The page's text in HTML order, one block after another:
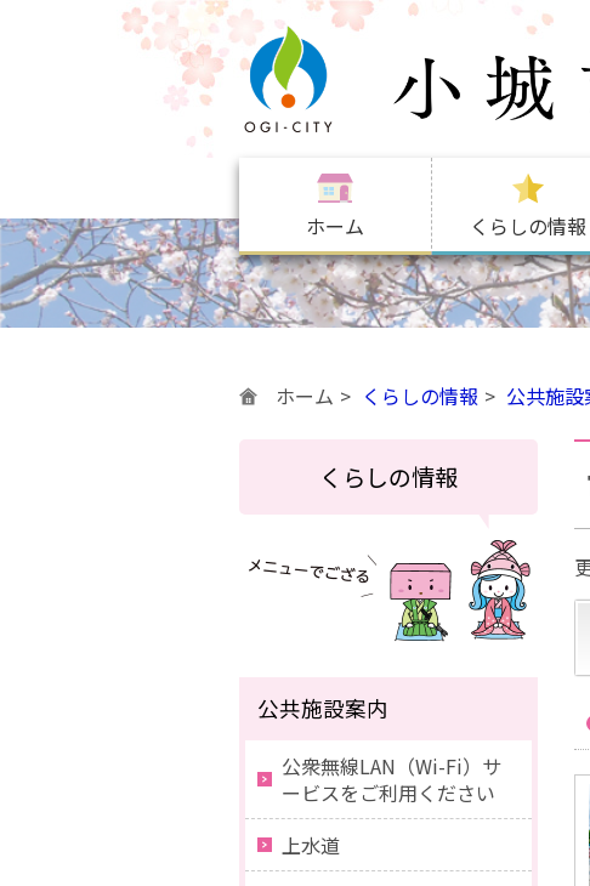
ホーム くらしの情報
ホーム くらしの情報 公共施設
くらしの情報
公共施設案内
公衆無線LAN（Wi-Fi）サ
ービスをご利用ください
上水道